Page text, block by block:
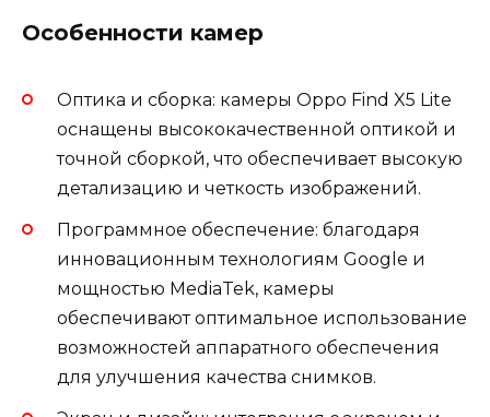
Особенности камер
Оптика и сборка: камеры Oppo Find X5 Lite
оснащены высококачественной оптикой и
точной сборкой, что обеспечивает высокую
детализацию и четкость изображений.
Программное обеспечение: благодаря
инновационным технологиям Google и
мощностью MediaTek, камеры
обеспечивают оптимальное использование
возможностей аппаратного обеспечения
для улучшения качества снимков.